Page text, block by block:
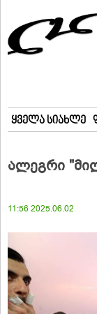
ყველა სიახლე
ალეგრი
11:56 2025.06.02